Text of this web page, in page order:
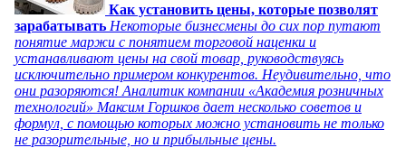
Как установить цены, которые позволят
зарабатывать Некоторые бизнесмены до сих пор путают
понятие маржи с понятием торговой наценки и
устанавливают цены на свой товар, руководствуясь
исключительно примером конкурентов. Неудивительно, что
они разоряются! Аналитик компании «Академия розничных
технологий» Максим Горшков дает несколько советов и
формул, с помощью которых можно установить не только
не разорительные, но и прибыльные цены.